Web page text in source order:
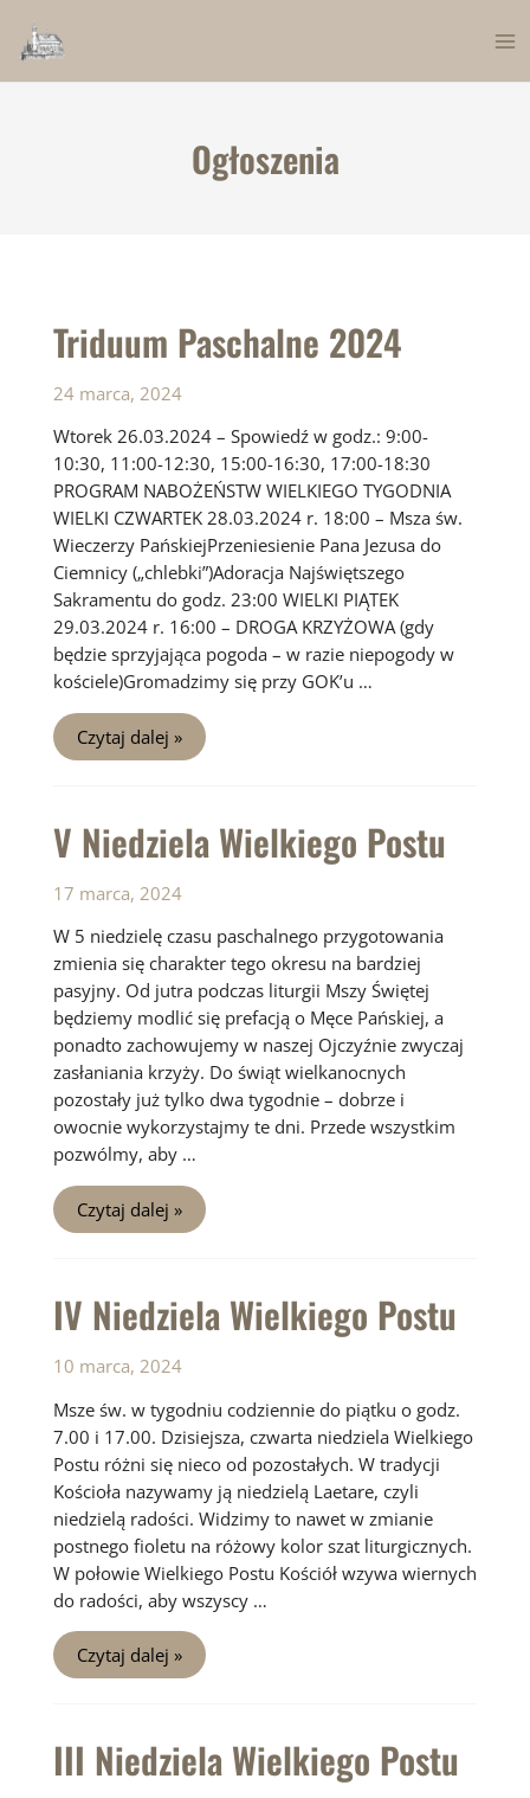
content
Ogłoszenia
Triduum Paschalne 2024
24 marca, 2024
Wtorek 26.03.2024 – Spowiedź w godz.: 9:00-
10:30, 11:00-12:30, 15:00-16:30, 17:00-18:30
PROGRAM NABOŻEŃSTW WIELKIEGO TYGODNIA
WIELKI CZWARTEK 28.03.2024 r. 18:00 – Msza św.
Wieczerzy PańskiejPrzeniesienie Pana Jezusa do
Ciemnicy („chlebki”)Adoracja Najświętszego
Sakramentu do godz. 23:00 WIELKI PIĄTEK
29.03.2024 r. 16:00 – DROGA KRZYŻOWA (gdy
będzie sprzyjająca pogoda – w razie niepogody w
kościele)Gromadzimy się przy GOK’u …
Triduum
Paschalne
2024
Czytaj dalej »
V Niedziela Wielkiego Postu
17 marca, 2024
W 5 niedzielę czasu paschalnego przygotowania
zmienia się charakter tego okresu na bardziej
pasyjny. Od jutra podczas liturgii Mszy Świętej
będziemy modlić się prefacją o Męce Pańskiej, a
ponadto zachowujemy w naszej Ojczyźnie zwyczaj
zasłaniania krzyży. Do świąt wielkanocnych
pozostały już tylko dwa tygodnie – dobrze i
owocnie wykorzystajmy te dni. Przede wszystkim
pozwólmy, aby …
V
Niedziela
Wielkiego
Czytaj dalej »
IV Niedziela Wielkiego Postu
10 marca, 2024
Msze św. w tygodniu codziennie do piątku o godz.
7.00 i 17.00. Dzisiejsza, czwarta niedziela Wielkiego
Postu różni się nieco od pozostałych. W tradycji
Kościoła nazywamy ją niedzielą Laetare, czyli
niedzielą radości. Widzimy to nawet w zmianie
postnego fioletu na różowy kolor szat liturgicznych.
W połowie Wielkiego Postu Kościół wzywa wiernych
do radości, aby wszyscy …
IV
Niedziela
Wielkiego
Czytaj dalej »
III Niedziela Wielkiego Postu